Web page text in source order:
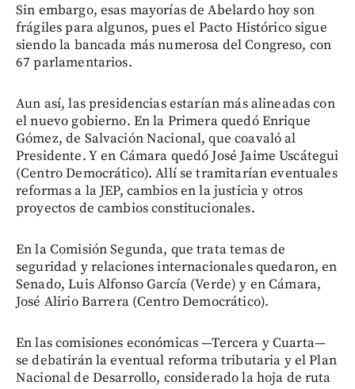
Sin embargo, esas mayorías de Abelardo hoy son
frágiles para algunos, pues el Pacto Histórico sigue
siendo la bancada más numerosa del Congreso, con
67 parlamentarios.
Aun así, las presidencias estarían más alineadas con
el nuevo gobierno. En la Primera quedó Enrique
Gómez, de Salvación Nacional, que coavaló al
Presidente. Y en Cámara quedó José Jaime Uscátegui
(Centro Democrático). Allí se tramitarían eventuales
reformas a la JEP, cambios en la justicia y otros
proyectos de cambios constitucionales.
En la Comisión Segunda, que trata temas de
seguridad y relaciones internacionales quedaron, en
Senado, Luis Alfonso García (Verde) y en Cámara,
José Alirio Barrera (Centro Democrático).
En las comisiones económicas —Tercera y Cuarta—
se debatirán la eventual reforma tributaria y el Plan
Nacional de Desarrollo, considerado la hoja de ruta